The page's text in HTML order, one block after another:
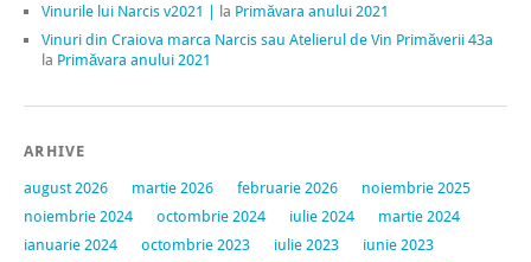
Vinurile lui Narcis v2021 | la Primăvara anului 2021
Vinuri din Craiova marca Narcis sau Atelierul de Vin Primăverii 43a
la Primăvara anului 2021
ARHIVE
august 2026 martie 2026 februarie 2026
noiembrie 2025
noiembrie 2024
octombrie 2024 iulie 2024
martie 2024
ianuarie 2024
octombrie 2023 iulie 2023
iunie 2023